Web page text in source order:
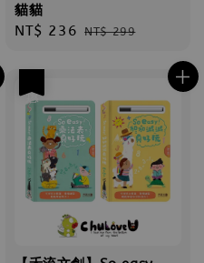
貓貓
Sale
NT$ 236 Regular
NT$ 299